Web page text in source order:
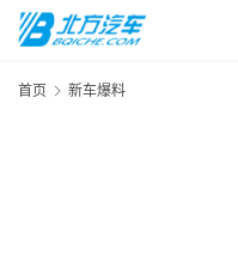
首页 新车爆料